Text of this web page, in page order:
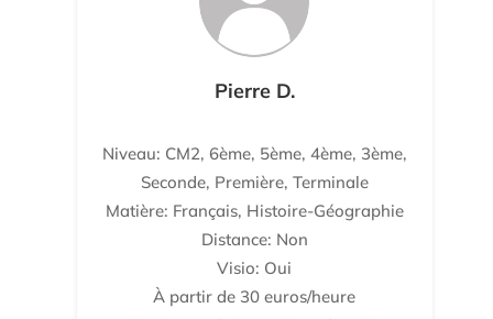
Pierre D.
Niveau: CM2, 6ème, 5ème, 4ème, 3ème,
Seconde, Première, Terminale
Matière: Français, Histoire-Géographie
Distance: Non
Visio: Oui
À partir de 30 euros/heure